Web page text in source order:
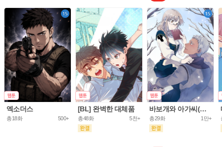
엑소더스
총18화 500+
[BL] 완벽한 대체품
총48화 5천+
바보개와 아가씨(개정판)
총29화 1만+